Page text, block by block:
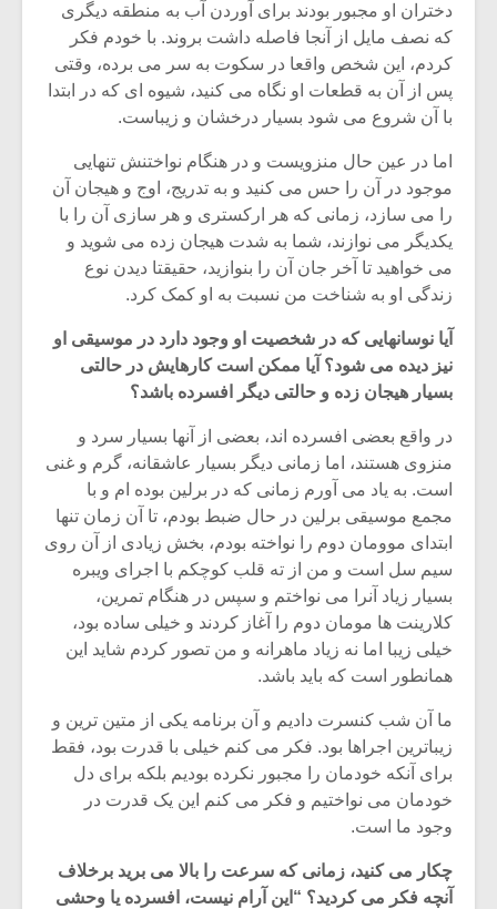
دختران او مجبور بودند برای آوردن آب به منطقه دیگری
که نصف مایل از آنجا فاصله داشت بروند. با خودم فکر
کردم، این شخص واقعا در سکوت به سر می برده، وقتی
پس از آن به قطعات او نگاه می کنید، شیوه ای که در ابتدا
با آن شروع می شود بسیار درخشان و زیباست.
اما در عین حال منزویست و در هنگام نواختنش تنهایی
موجود در آن را حس می کنید و به تدریج، اوج و هیجان آن
را می سازد، زمانی که هر ارکستری و هر سازی آن را با
یکدیگر می نوازند، شما به شدت هیجان زده می شوید و
می خواهید تا آخر جان آن را بنوازید، حقیقتا دیدن نوع
زندگی او به شناخت من نسبت به او کمک کرد.
آیا نوسانهایی که در شخصیت او وجود دارد در موسیقی او
نیز دیده می شود؟ آیا ممکن است کارهایش در حالتی
بسیار هیجان زده و حالتی دیگر افسرده باشد؟
در واقع بعضی افسرده اند، بعضی از آنها بسیار سرد و
منزوی هستند، اما زمانی دیگر بسیار عاشقانه، گرم و غنی
است. به یاد می آورم زمانی که در برلین بوده ام و با
مجمع موسیقی برلین در حال ضبط بودم، تا آن زمان تنها
ابتدای موومان دوم را نواخته بودم، بخش زیادی از آن روی
سیم سل است و من از ته قلب کوچکم با اجرای ویبره
بسیار زیاد آنرا می نواختم و سپس در هنگام تمرین،
کلارینت ها مومان دوم را آغاز کردند و خیلی ساده بود،
خیلی زیبا اما نه زیاد ماهرانه و من تصور کردم شاید این
همانطور است که باید باشد.
ما آن شب کنسرت دادیم و آن برنامه یکی از متین ترین و
زیباترین اجراها بود. فکر می کنم خیلی با قدرت بود، فقط
برای آنکه خودمان را مجبور نکرده بودیم بلکه برای دل
خودمان می نواختیم و فکر می کنم این یک قدرت در
وجود ما است.
چکار می کنید، زمانی که سرعت را بالا می برید برخلاف
آنچه فکر می کردید؟ “این آرام نیست، افسرده یا وحشی
میکلوش روژا
یادداشتی بر موسیقی
متن فیلم «متری
شیش و نیم»
اگر نمی توانی
مشهورترین باشی،
بدنام ترین باش
موریس ژار
موسیقی
موسیقی
برگزار